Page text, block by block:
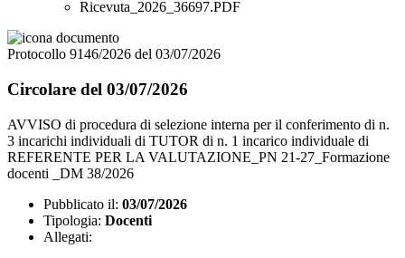
Ricevuta_2026_36697.PDF
Protocollo 9146/2026 del 03/07/2026
Circolare del 03/07/2026
AVVISO di procedura di selezione interna per il conferimento di n.
3 incarichi individuali di TUTOR di n. 1 incarico individuale di
REFERENTE PER LA VALUTAZIONE_PN 21-27_Formazione
docenti _DM 38/2026
Pubblicato il: 03/07/2026
Tipologia: Docenti
Allegati: